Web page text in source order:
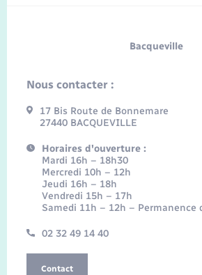
Bacqueville
Nous contacter :
17 Bis Route de Bonnemare
27440 BACQUEVILLE
Horaires d'ouverture :
Mardi 16h – 18h30
Mercredi 10h – 12h
Jeudi 16h – 18h
Vendredi 15h – 17h
Samedi 11h – 12h – Permanence
02 32 49 14 40
Contact